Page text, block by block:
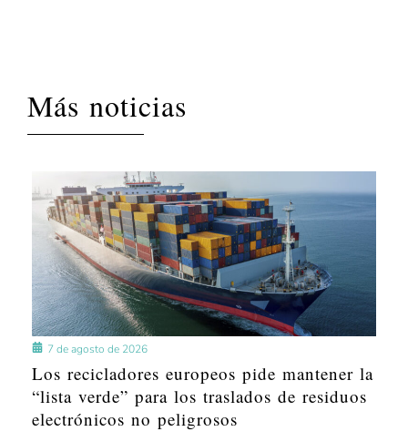
Más noticias
7 de agosto de 2026
Los recicladores europeos pide mantener la
“lista verde” para los traslados de residuos
electrónicos no peligrosos